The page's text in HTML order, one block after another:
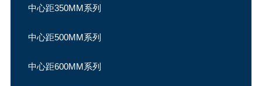
中心距350MM系列
中心距500MM系列
中心距600MM系列